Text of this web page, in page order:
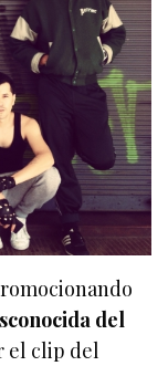
del
el clip del